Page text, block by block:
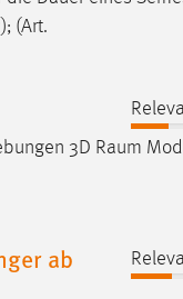
(Art.
3D Raum
ab